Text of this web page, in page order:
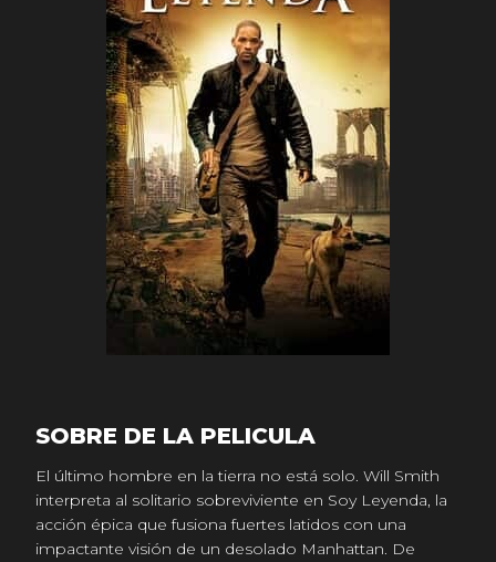
SOBRE DE LA PELICULA
El último hombre en la tierra no está solo. Will Smith
interpreta al solitario sobreviviente en Soy Leyenda, la
acción épica que fusiona fuertes latidos con una
impactante visión de un desolado Manhattan. De